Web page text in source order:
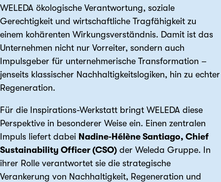
WELEDA ökologische Verantwortung, soziale
Gerechtigkeit und wirtschaftliche Tragfähigkeit zu
einem kohärenten Wirkungsverständnis. Damit ist das
Unternehmen nicht nur Vorreiter, sondern auch
Impulsgeber für unternehmerische Transformation –
jenseits klassischer Nachhaltigkeitslogiken, hin zu echter
Regeneration.
Für die Inspirations-Werkstatt bringt WELEDA diese
Perspektive in besonderer Weise ein. Einen zentralen
Impuls liefert dabei Nadine‑Hélène Santiago, Chief
Sustainability Officer (CSO) der Weleda Gruppe. In
ihrer Rolle verantwortet sie die strategische
Verankerung von Nachhaltigkeit, Regeneration und